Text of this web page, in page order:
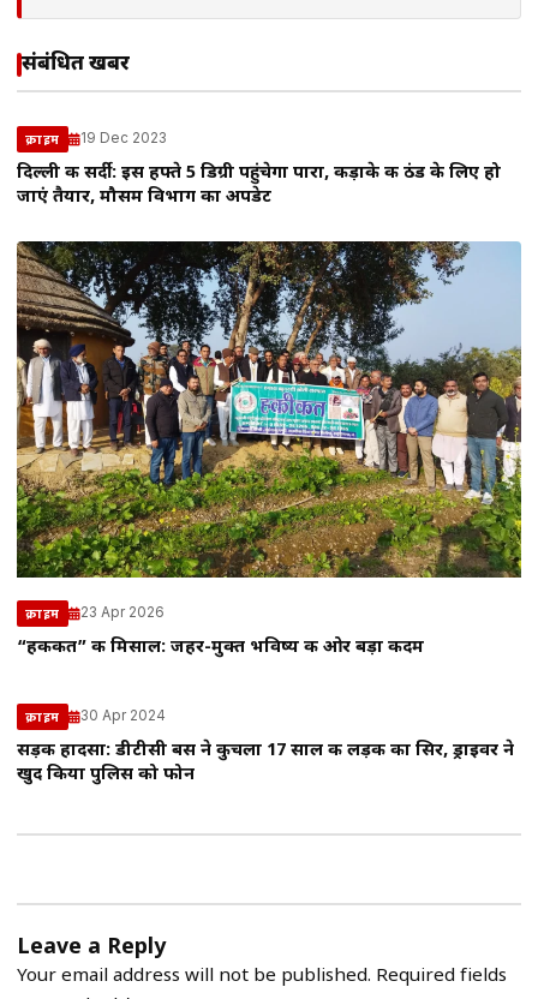
संबंधित खबरें
क्राइम 19 Dec 2023
दिल्ली की सर्दी: इस हफ्ते 5 डिग्री पहुंचेगा पारा, कड़ाके की ठंड के लिए हो
जाएं तैयार, मौसम विभाग का अपडेट
क्राइम 23 Apr 2026
“हकीकत” की मिसाल: जहर-मुक्त भविष्य की ओर बड़ा कदम
क्राइम 30 Apr 2024
सड़क हादसा: डीटीसी बस ने कुचला 17 साल की लड़की का सिर, ड्राइवर ने
खुद किया पुलिस को फोन
Leave a Reply
Your email address will not be published. Required fields